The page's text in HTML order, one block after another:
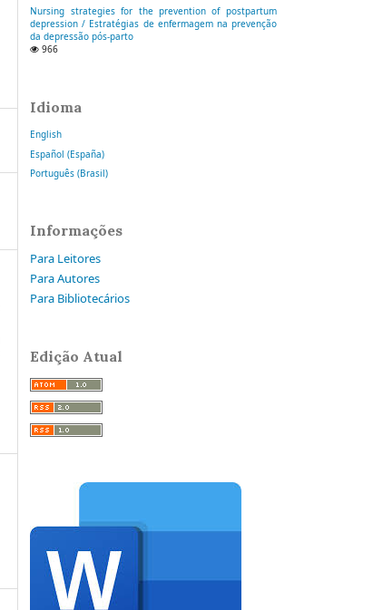
Nursing strategies for the prevention of postpartum
depression / Estratégias de enfermagem na prevenção
da depressão pós-parto
966
Idioma
English
Español (España)
Português (Brasil)
Informações
Para Leitores
Para Autores
Para Bibliotecários
Edição Atual